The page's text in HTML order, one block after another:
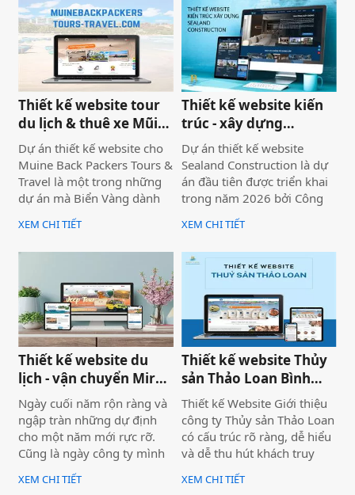
B2B bị đối thủ có website
chuyên nghiệp hơn giành
mất, dù năng lực kỹ thuật
của bạn hoàn toàn vượt
định hướng trở thành một
công cụ hỗ trợ bán hàng
thực tế.
Thiết kế website tour
du lịch & thuê xe Mũi
Né
Dự án thiết kế website cho
Muine Back Packers Tours &
Travel là một trong những
dự án mà Biển Vàng dành
rất nhiều tâm huyết để triển
khai trọn vẹn cả về giao
dùng và hiệu quả vận hành
XEM CHI TIẾT
Thiết kế website kiến
trúc - xây dựng
Sealand Construction
Dự án thiết kế website
Sealand Construction là dự
án đầu tiên được triển khai
trong năm 2026 bởi Công
ty Thiết kế Website Biển
Vàng, mang ý nghĩa mở đầu
với định hướng chuyên
nghiệp, bài bản và bền
vững.
XEM CHI TIẾT
Thiết kế website du
lịch - vận chuyển Mira
tour Mũi Né
Ngày cuối năm rộn ràng và
ngập tràn những dự định
cho một năm mới rực rỡ.
Cũng là ngày công ty mình
bàn giao dự án thiết kế
website Mira Tour Mũi Né –
XEM CHI TIẾT
Thiết kế website Thủy
sản Thảo Loan Bình
Thuận, Lâm Đồng
Thiết kế Website Giới thiệu
công ty Thủy sản Thảo Loan
có cấu trúc rõ ràng, dễ hiểu
và dễ thu hút khách truy
cập vào website giúp truyền
tải thông tin hiệu quả. Với
XEM CHI TIẾT